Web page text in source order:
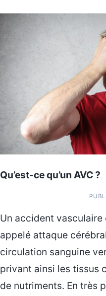
Qu’est-ce qu’un AVC ?
Un accident
appelé attaque
circulation sanguine
privant ainsi les tissus
de nutriments. En très